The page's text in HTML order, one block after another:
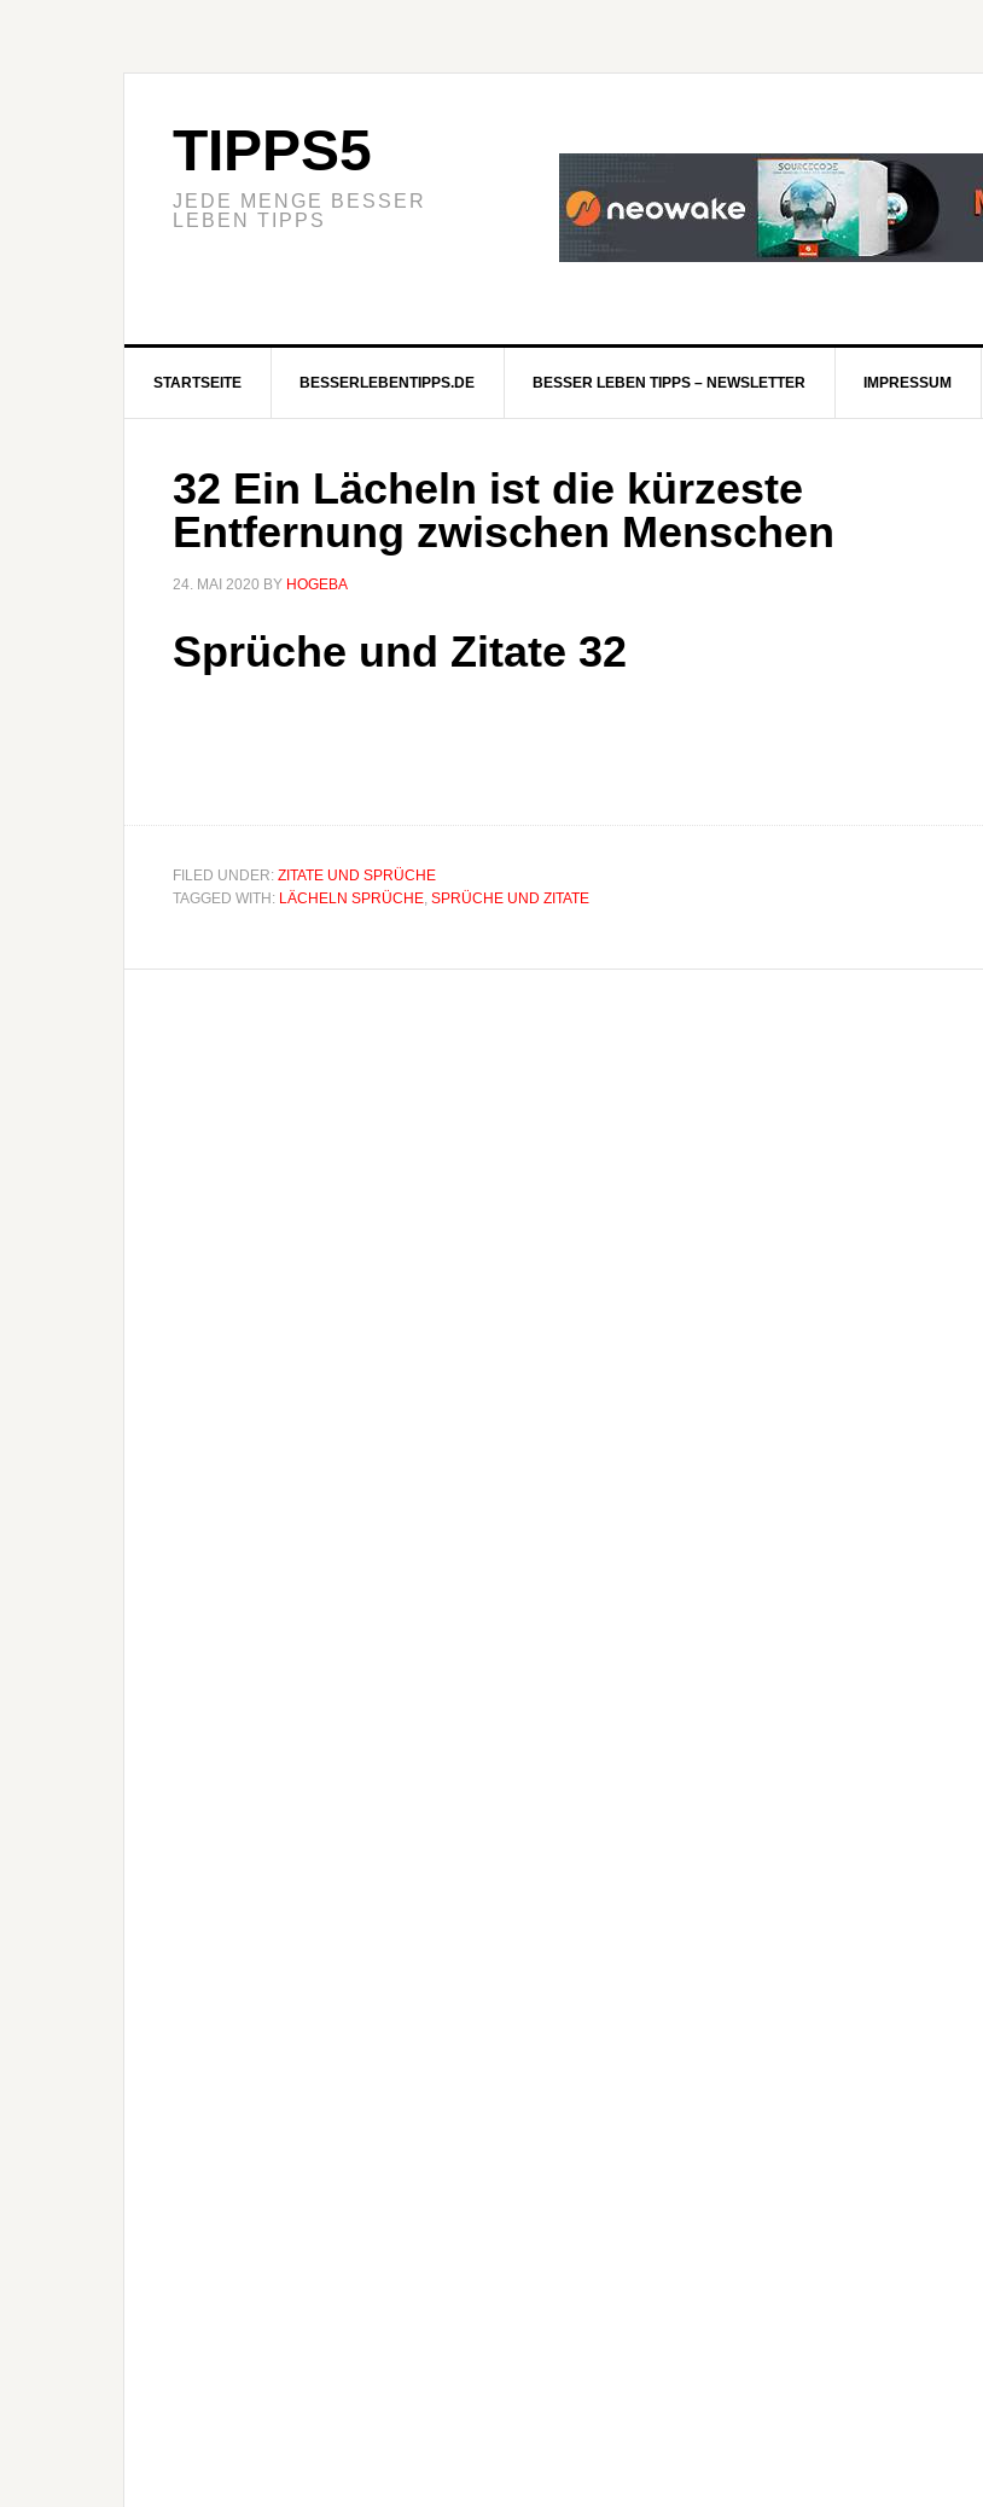
TIPPS5
JEDE MENGE BESSER
LEBEN TIPPS
STARTSEITE BESSERLEBENTIPPS.DE BESSER LEBEN TIPPS – NEWSLETTER IMPRESSUM
32 Ein Lächeln ist die kürzeste
Entfernung zwischen Menschen
24. MAI 2020 BY HOGEBA
Sprüche und Zitate 32
FILED UNDER: ZITATE UND SPRÜCHE
TAGGED WITH: LÄCHELN SPRÜCHE, SPRÜCHE UND ZITATE